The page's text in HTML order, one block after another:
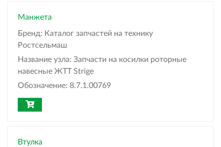
Манжета
Бренд: Каталог запчастей на технику
Ростсельмаш
Название узла: Запчасти на косилки роторные
навесные ЖТТ Strige
Обозначение: 8.7.1.00769
Втулка